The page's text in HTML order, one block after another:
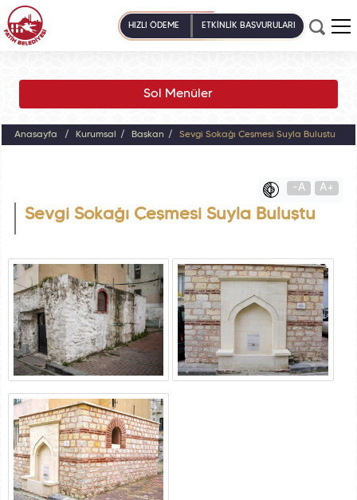
HIZLI ÖDEME ETKİNLİK BAŞVURULARI
Sol Menüler
Anasayfa Kurumsal Başkan Sevgi Sokağı Çeşmesi Suyla Buluştu
-A A+
Sevgi Sokağı Çeşmesi Suyla Buluştu